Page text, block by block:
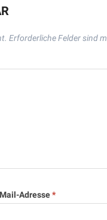
Erforderliche Felder sind
Adresse*